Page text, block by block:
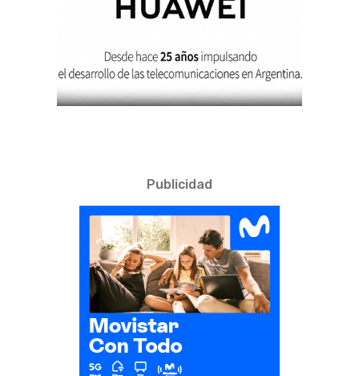
Publicidad